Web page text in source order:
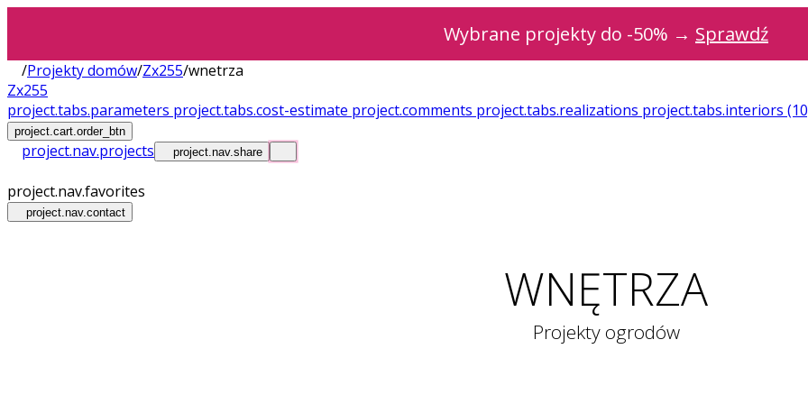
Wybrane projekty do -50% → Sprawdź
/Projekty domów/Zx255/wnetrza
Zx255
project.tabs.parameters project.tabs.cost-estimate project.comments project.tabs.realizations project.tabs.interiors
project.cart.order_btn
project.nav.projects project.nav.share
project.nav.favorites
project.nav.contact
WNĘTRZA
Projekty ogrodów